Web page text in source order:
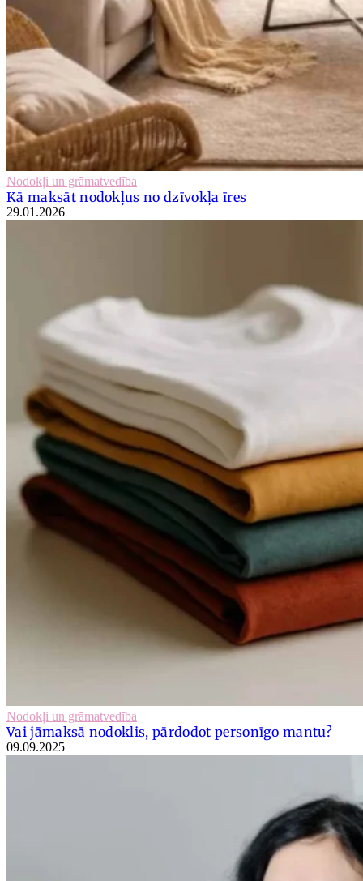
Nodokļi un grāmatvedība
Kā maksāt nodokļus no dzīvokļa īres
29.01.2026
Nodokļi un grāmatvedība
Vai jāmaksā nodoklis, pārdodot personīgo mantu?
09.09.2025